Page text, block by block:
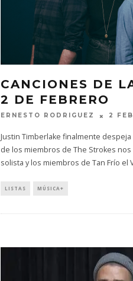
CANCIONES DE
2 DE FEBRERO
ERNESTO RODRIGUEZ 2
Justin Timberlake finalmente
de los miembros de The Strokes
solista y los miembros de Tan Frío el
LISTAS MÚSICA+